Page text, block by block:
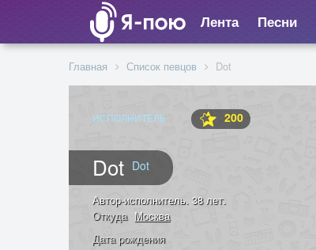
Лента Песни
Главная Список певцов Dot
ИСПОЛНИТЕЛЬ 200
Dot Dot
Автор-исполнитель. 38 лет.
Откуда Москва
Дата рождения